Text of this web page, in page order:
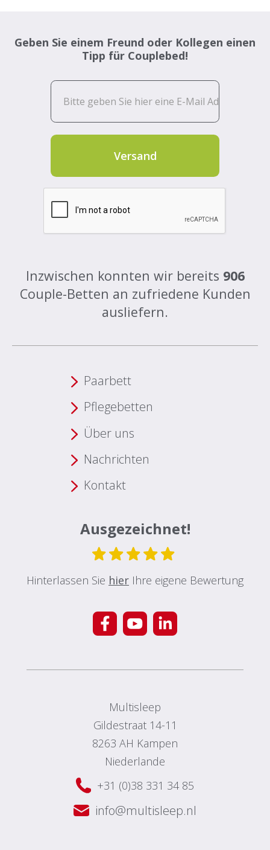
Geben Sie einem Freund oder Kollegen einen
Tipp für Couplebed!
Inzwischen konnten wir bereits 906
Couple-Betten an zufriedene Kunden
ausliefern.
Paarbett
Pflegebetten
Über uns
Nachrichten
Kontakt
Ausgezeichnet!
Hinterlassen Sie hier Ihre eigene Bewertung
Multisleep
Gildestraat 14-11
8263 AH Kampen
Niederlande
+31 (0)38 331 34 85
info@multisleep.nl